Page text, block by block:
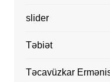
slider
Təbiət
Təcavüzkar